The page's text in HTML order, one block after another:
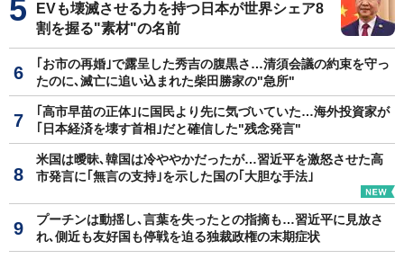
EVも壊滅させる力を持つ日本が世界シェア8
割を握る"素材"の名前
｢お市の再婚｣で露呈した秀吉の腹黒さ…清須会議の約束を守っ
たのに､滅亡に追い込まれた柴田勝家の"急所"
｢高市早苗の正体｣に国民より先に気づいていた…海外投資家が
｢日本経済を壊す首相｣だと確信した"残念発言"
米国は曖昧､韓国は冷ややかだったが…習近平を激怒させた高
市発言に｢無言の支持｣を示した国の｢大胆な手法｣
プーチンは動揺し､言葉を失ったとの指摘も…習近平に見放さ
れ､側近も友好国も停戦を迫る独裁政権の末期症状